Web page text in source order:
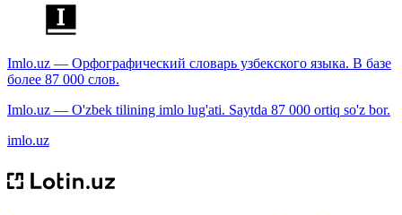
Imlo.uz — Орфографический словарь узбекского языка. В базе
более 87 000 слов.
Imlo.uz — O'zbek tilining imlo lug'ati. Saytda 87 000 ortiq so'z bor.
imlo.uz